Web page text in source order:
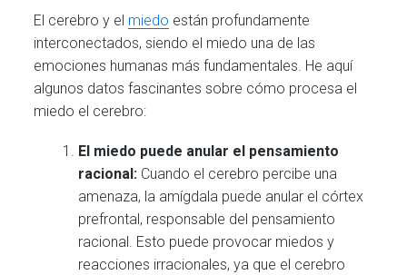
El cerebro y el miedo están profundamente
interconectados, siendo el miedo una de las
emociones humanas más fundamentales. He aquí
algunos datos fascinantes sobre cómo procesa el
miedo el cerebro:
El miedo puede anular el pensamiento
racional: Cuando el cerebro percibe una
amenaza, la amígdala puede anular el córtex
prefrontal, responsable del pensamiento
racional. Esto puede provocar miedos y
reacciones irracionales, ya que el cerebro